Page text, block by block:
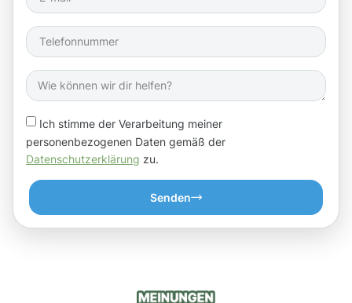
Ich stimme der Verarbeitung meiner
personenbezogenen Daten gemäß der
Datenschutzerklärung zu.
Senden